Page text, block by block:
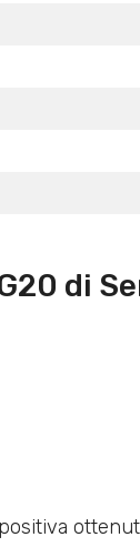
di